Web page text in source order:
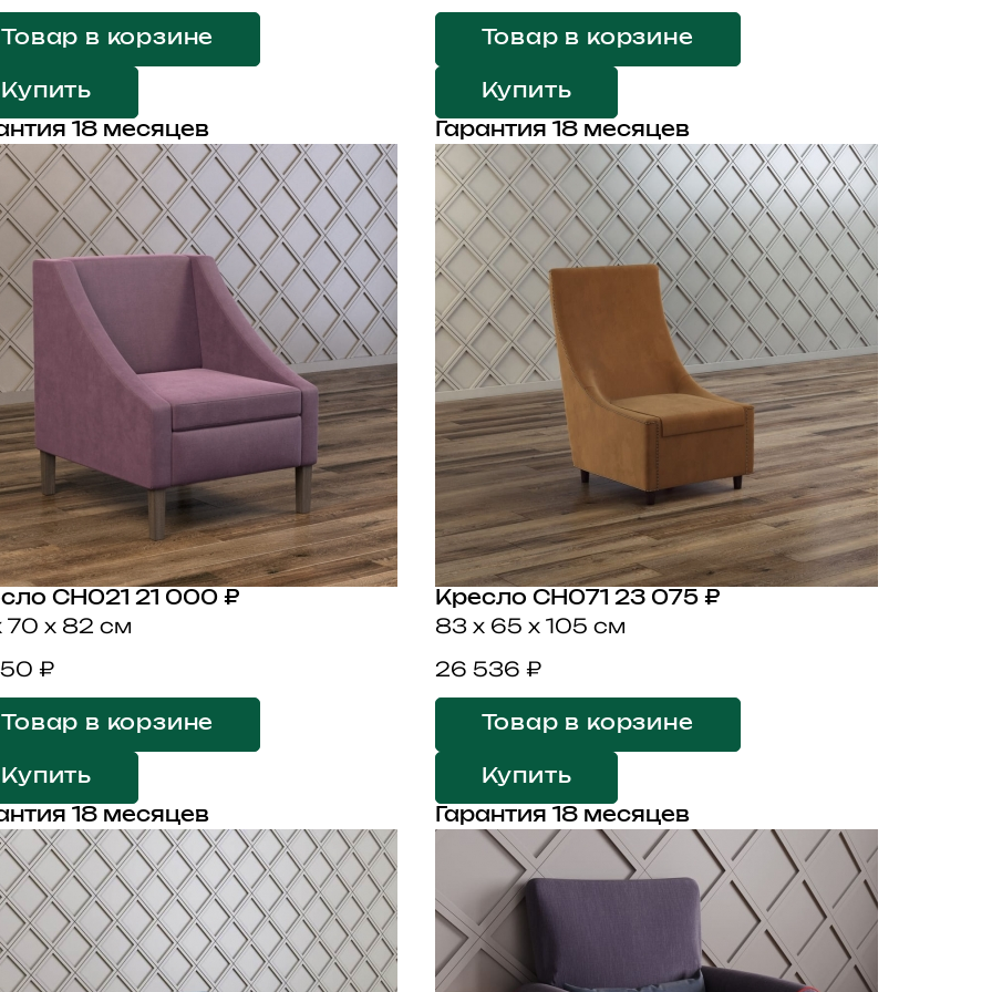
Товар в корзине
Купить
18 месяцев
Товар в корзине
Купить
Гарантия 18 месяцев
CH021 21 000 ₽
70 x 82 см
₽
Товар в корзине
Купить
18 месяцев
Кресло CH071 23 075 ₽
83 x 65 x 105 см
26 536 ₽
Товар в корзине
Купить
Гарантия 18 месяцев